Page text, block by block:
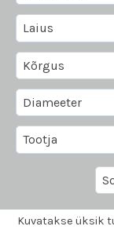
Kuvatakse üksik